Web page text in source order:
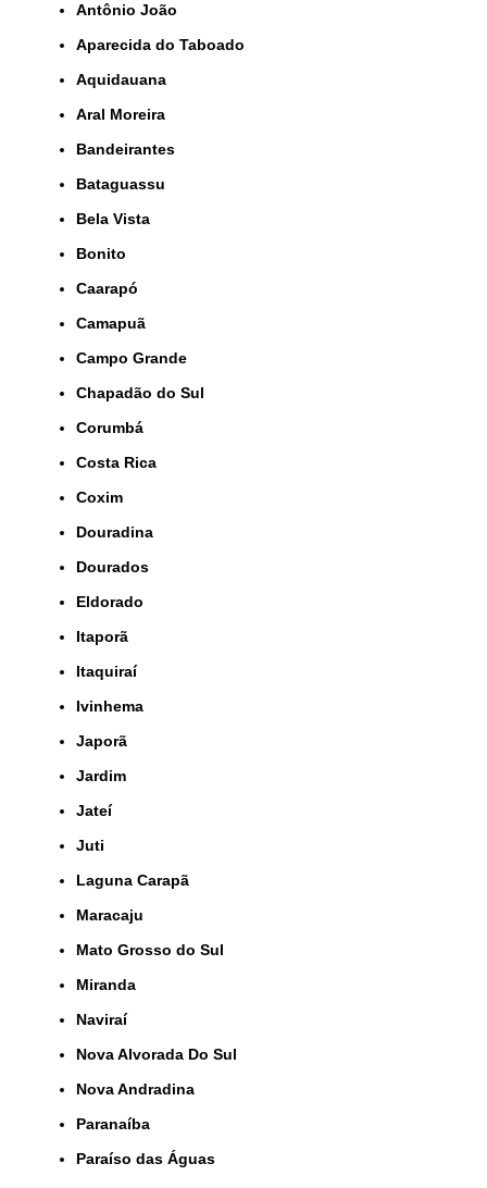
Antônio João
Aparecida do Taboado
Aquidauana
Aral Moreira
Bandeirantes
Bataguassu
Bela Vista
Bonito
Caarapó
Camapuã
Campo Grande
Chapadão do Sul
Corumbá
Costa Rica
Coxim
Douradina
Dourados
Eldorado
Itaporã
Itaquiraí
Ivinhema
Japorã
Jardim
Jateí
Juti
Laguna Carapã
Maracaju
Mato Grosso do Sul
Miranda
Naviraí
Nova Alvorada Do Sul
Nova Andradina
Paranaíba
Paraíso das Águas